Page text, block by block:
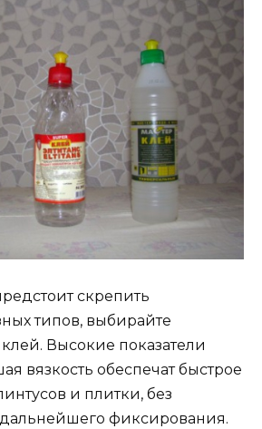
скрепить
типов, выбирайте
Высокие показатели
вязкость обеспечат быстрое
и плитки, без
фиксирования.